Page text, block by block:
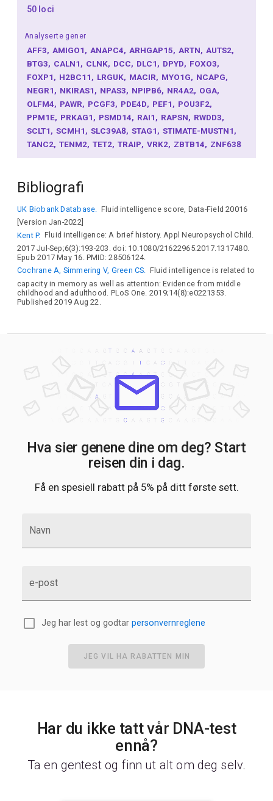
50 loci
Analyserte gener
AFF3 AMIGO1 ANAPC4 ARHGAP15 ARTN AUTS2
BTG3 CALN1 CLNK DCC DLC1 DPYD FOXO3
FOXP1 H2BC11 LRGUK MACIR MYO1G NCAPG
NEGR1 NKIRAS1 NPAS3 NPIPB6 NR4A2 OGA
OLFM4 PAWR PCGF3 PDE4D PEF1 POU3F2
PPM1E PRKAG1 PSMD14 RAI1 RAPSN RWDD3
SCLT1 SCMH1 SLC39A8 STAG1 STIMATE-MUSTN1
TANC2 TENM2 TET2 TRAIP VRK2 ZBTB14 ZNF638
Bibliografi
UK Biobank Database. Fluid intelligence score, Data-Field 20016
[Version Jan-2022]
Kent P.
Fluid intelligence: A brief history. Appl Neuropsychol Child.
2017 Jul-Sep;6(3):193-203. doi: 10.1080/21622965.2017.1317480.
Epub 2017 May 16. PMID: 28506124.
Cochrane A, Simmering V, Green CS. Fluid intelligence is related to
capacity in memory as well as attention: Evidence from middle
childhood and adulthood. PLoS One. 2019;14(8):e0221353.
Published 2019 Aug 22.
Hva sier genene dine om deg? Start
reisen din i dag.
Få en spesiell rabatt på 5% på ditt første sett.
Navn
e-post
Jeg har lest og godtar personvernreglene
JEG VIL HA RABATTEN MIN
Har du ikke tatt vår DNA-test
ennå?
Ta en gentest og finn ut alt om deg selv.